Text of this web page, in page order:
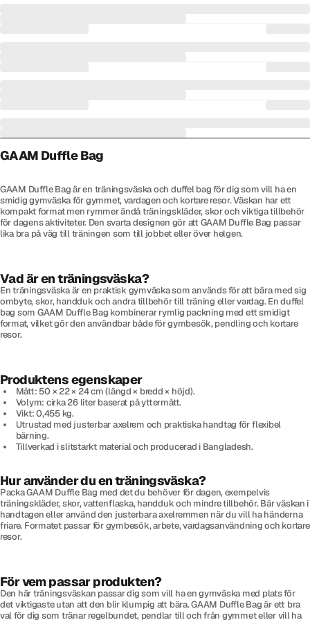
GAAM Duffle Bag
GAAM Duffle Bag är en träningsväska och duffel bag för dig som vill ha en
smidig gymväska för gymmet, vardagen och kortare resor. Väskan har ett
kompakt format men rymmer ändå träningskläder, skor och viktiga tillbehör
för dagens aktiviteter. Den svarta designen gör att GAAM Duffle Bag passar
lika bra på väg till träningen som till jobbet eller över helgen.
Vad är en träningsväska?
En träningsväska är en praktisk gymväska som används för att bära med sig
ombyte, skor, handduk och andra tillbehör till träning eller vardag. En duffel
bag som GAAM Duffle Bag kombinerar rymlig packning med ett smidigt
format, vilket gör den användbar både för gymbesök, pendling och kortare
resor.
Produktens egenskaper
Mått: 50 × 22 × 24 cm (längd × bredd × höjd).
Volym: cirka 26 liter baserat på yttermått.
Vikt: 0,455 kg.
Utrustad med justerbar axelrem och praktiska handtag för flexibel
bärning.
Tillverkad i slitstarkt material och producerad i Bangladesh.
Hur använder du en träningsväska?
Packa GAAM Duffle Bag med det du behöver för dagen, exempelvis
träningskläder, skor, vattenflaska, handduk och mindre tillbehör. Bär väskan i
handtagen eller använd den justerbara axelremmen när du vill ha händerna
friare. Formatet passar för gymbesök, arbete, vardagsanvändning och kortare
resor.
För vem passar produkten?
Den här träningsväskan passar dig som vill ha en gymväska med plats för
det viktigaste utan att den blir klumpig att bära. GAAM Duffle Bag är ett bra
val för dig som tränar regelbundet, pendlar till och från gymmet eller vill ha